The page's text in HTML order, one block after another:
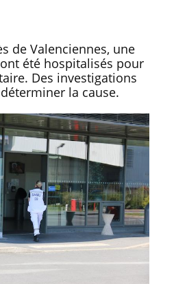
de Valenciennes, une
été hospitalisés pour
Des investigations
la cause.